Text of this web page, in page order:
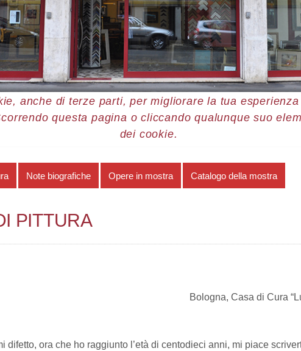
anche di terze parti, per migliorare la tua
questa pagina o cliccando qualunque suo
dei cookie.
2013 Fabio Canestri Minestrone di pittura
Note biografiche Opere in mostra Catalogo della mostra
PITTURA
Bologna, Casa di Cura
difetto, ora che ho raggiunto l’età di centodieci anni, mi piace